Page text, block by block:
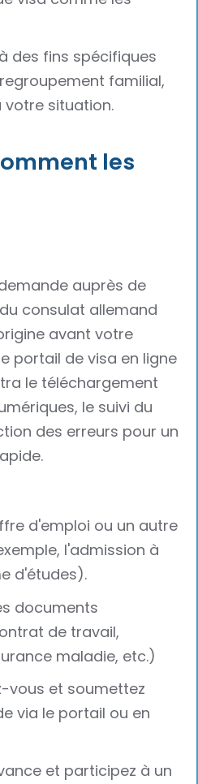
des fins spécifiques
familial,
situation.
les
auprès de
consulat allemand
avant votre
portail de visa en ligne
le téléchargement
le suivi du
des erreurs pour un
d'emploi ou un autre
l'admission à
d'études).
documents
de travail,
maladie, etc.)
vous et soumettez
via le portail ou en
et participez à un